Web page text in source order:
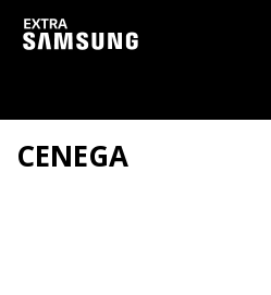
Vzhledem k aktuální situaci se může
zpozdit. Děkujeme
CENEGA